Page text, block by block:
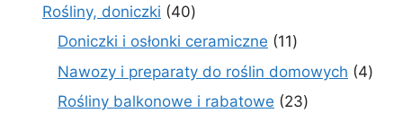
Rośliny, doniczki 4040
produktów
Doniczki i osłonki ceramiczne 1111
produktów
Nawozy i preparaty do roślin domowych 44
Rośliny balkonowe i rabatowe 2323